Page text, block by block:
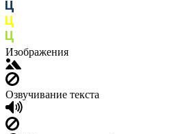
Изображения
Озвучивание текста